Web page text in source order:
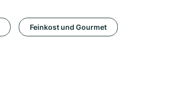
Feinkost und Gourmet